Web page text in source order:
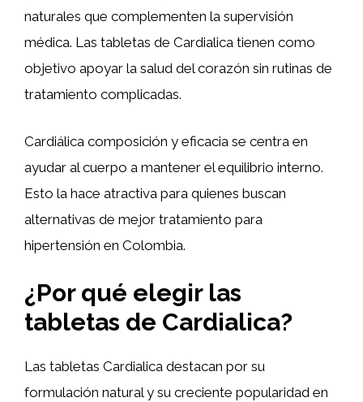
naturales que complementen la supervisión
médica. Las tabletas de Cardialica tienen como
objetivo apoyar la salud del corazón sin rutinas de
tratamiento complicadas.
Cardiálica composición y eficacia se centra en
ayudar al cuerpo a mantener el equilibrio interno.
Esto la hace atractiva para quienes buscan
alternativas de mejor tratamiento para
hipertensión en Colombia.
¿Por qué elegir las
tabletas de Cardialica?
Las tabletas Cardialica destacan por su
formulación natural y su creciente popularidad en